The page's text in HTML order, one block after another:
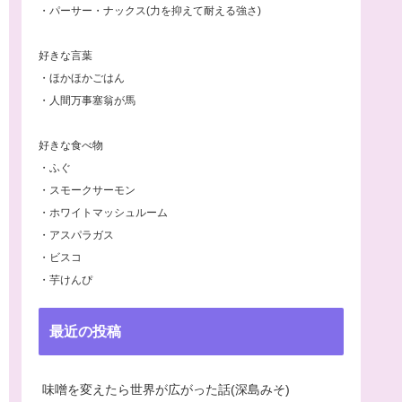
・パーサー・ナックス(力を抑えて耐える強さ)
好きな言葉
・ほかほかごはん
・人間万事塞翁が馬
好きな食べ物
・ふぐ
・スモークサーモン
・ホワイトマッシュルーム
・アスパラガス
・ビスコ
・芋けんぴ
最近の投稿
味噌を変えたら世界が広がった話(深島みそ)